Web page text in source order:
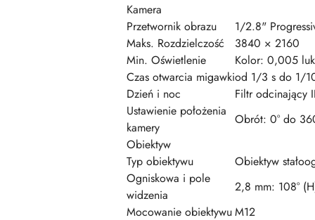
Kamera
Przetwornik obrazu
1/2.8"
Maks. Rozdzielczość
3840 × 2160
Min. Oświetlenie
Kolor: 0,005
Czas otwarcia migawkiod 1/3 s do 1/
Dzień i noc
Filtr odcinający
Ustawienie położenia
kamery
Obrót: 0° do
Obiektyw
Typ obiektywu
Obiektyw
Ogniskowa i pole
widzenia
2,8 mm: 108°
Mocowanie obiektywuM12